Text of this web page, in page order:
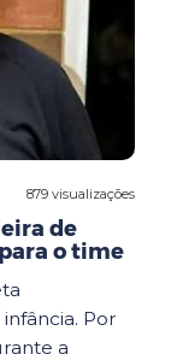
879 visualizações
de
o time
Por
a